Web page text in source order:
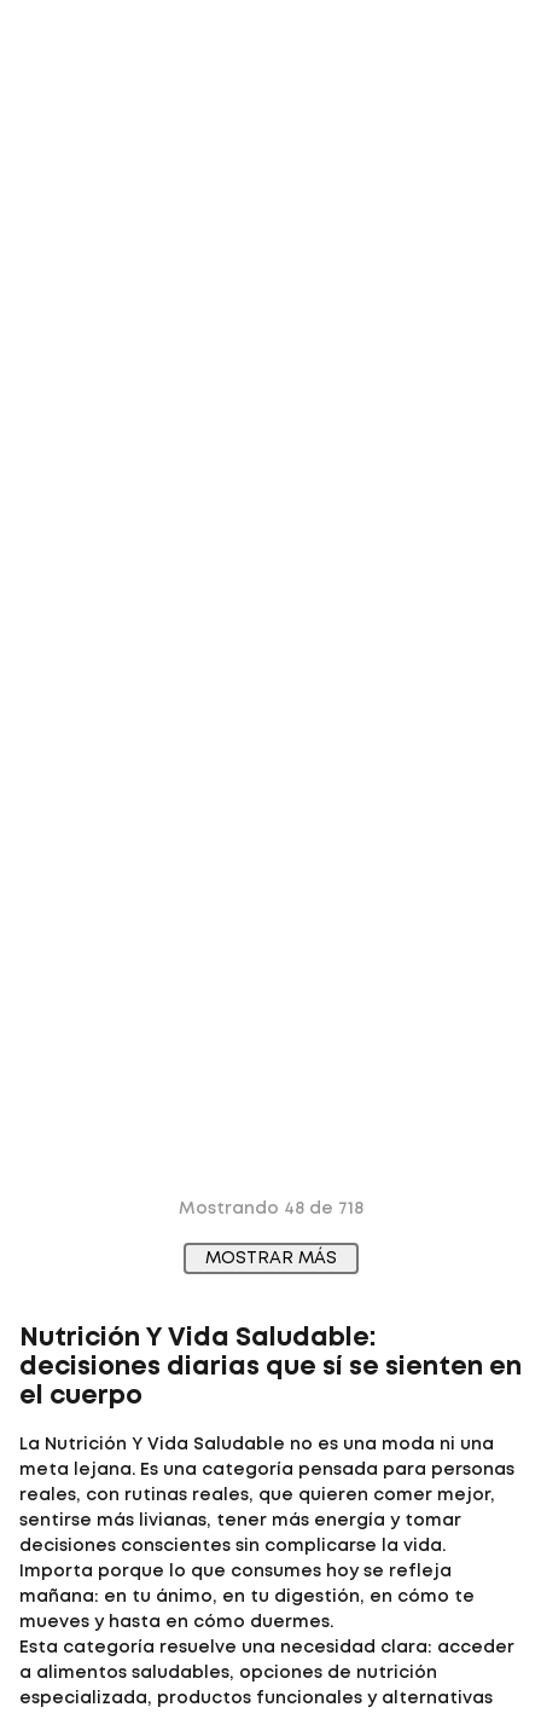
Mostrando 48 de 718
MOSTRAR MÁS
Nutrición Y Vida Saludable:
decisiones diarias que sí se sienten en
el cuerpo
La Nutrición Y Vida Saludable no es una moda ni una
meta lejana. Es una categoría pensada para personas
reales, con rutinas reales, que quieren comer mejor,
sentirse más livianas, tener más energía y tomar
decisiones conscientes sin complicarse la vida.
Importa porque lo que consumes hoy se refleja
mañana: en tu ánimo, en tu digestión, en cómo te
mueves y hasta en cómo duermes.
Esta categoría resuelve una necesidad clara: acceder
a alimentos saludables, opciones de nutrición
especializada , productos funcionales y alternativas